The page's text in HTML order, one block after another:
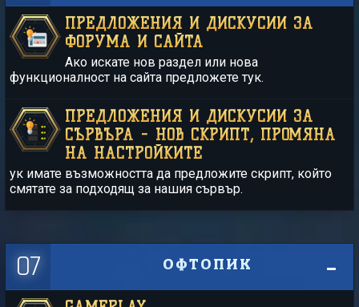
ПРЕДЛОЖЕНИЯ И ДИСКУСИИ ЗА
ФОРУМА И САЙТА
Ако искате нов раздел или нова
функционалност на сайта предложете тук.
ПРЕДЛОЖЕНИЯ И ДИСКУСИИ ЗА
СЪРВЪРА - НОВ СКРИПТ, ПРОМЯНА
НА НАСТРОЙКИТЕ
ук имате възможността да предложите скрипт, който
смятате за подходящ за нашия сървър.
07 ОФТОПИК